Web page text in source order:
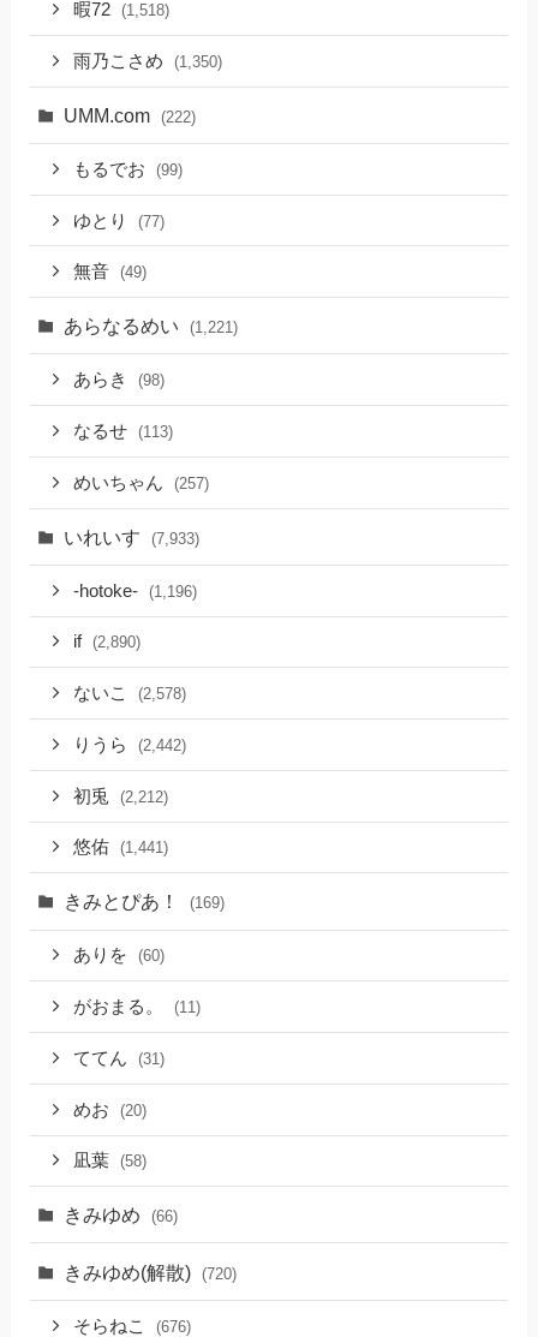
暇72 (1,518)
雨乃こさめ (1,350)
UMM.com (222)
もるでお (99)
ゆとり (77)
無音 (49)
あらなるめい (1,221)
あらき (98)
なるせ (113)
めいちゃん (257)
いれいす (7,933)
-hotoke- (1,196)
if (2,890)
ないこ (2,578)
りうら (2,442)
初兎 (2,212)
悠佑 (1,441)
きみとぴあ！ (169)
ありを (60)
がおまる。 (11)
ててん (31)
めお (20)
凪葉 (58)
きみゆめ (66)
きみゆめ(解散) (720)
そらねこ (676)